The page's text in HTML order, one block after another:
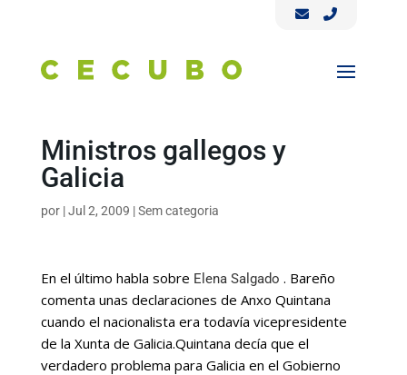
Ministros gallegos y
Galicia
por |Jul 2, 2009 |Sem categoria
En el último habla sobre Elena Salgado . Bareño
comenta unas declaraciones de Anxo Quintana
cuando el nacionalista era todavía vicepresidente
de la Xunta de Galicia.Quintana decía que el
verdadero problema para Galicia en el Gobierno